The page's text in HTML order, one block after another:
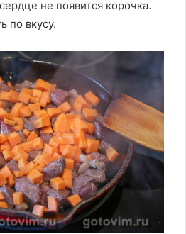
не появится корочка.
по вкусу.